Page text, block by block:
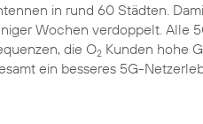
in rund 60 Städten.
Wochen verdoppelt. Alle
die O2 Kunden hohe
ein besseres 5G-